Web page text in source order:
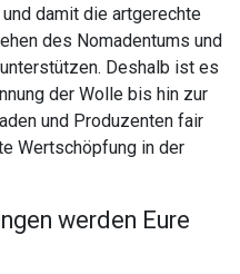
damit die artgerechte
des Nomadentums und
Deshalb ist es
der Wolle bis hin zur
und Produzenten fair
Wertschöpfung in der
werden Eure